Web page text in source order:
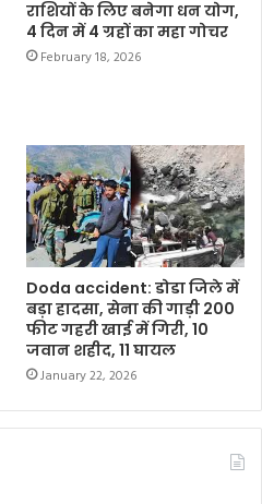
राशियों के लिए बनेगा धन योग,
4 दिन में 4 ग्रहों का महा गोचर
February 18, 2026
Doda accident: डोडा जिले में
बड़ा हादसा, सेना की गाड़ी 200
फीट गहरी खाई में गिरी, 10
जवान शहीद, 11 घायल
January 22, 2026